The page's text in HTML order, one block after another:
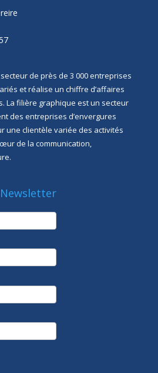
de près de 3 000 entreprises
et réalise un chiffre d’affaires
La filière graphique est un secteur
des entreprises d’envergures
une clientèle variée des activités
de la communication,